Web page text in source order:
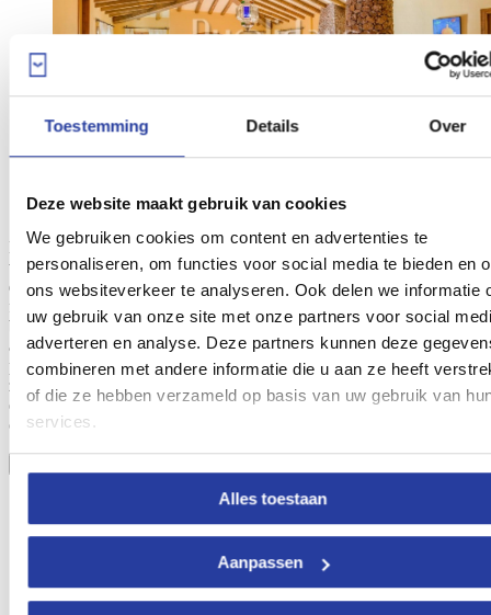
Toestemming Details Over
Deze website maakt gebruik van cookies
We gebruiken cookies om content en advertenties te
personaliseren, om functies voor social media te bieden en
ons websiteverkeer te analyseren. Ook delen we informatie
uw gebruik van onze site met onze partners voor social
adverteren en analyse. Deze partners kunnen deze
combineren met andere informatie die u aan ze heeft
of die ze hebben verzameld op basis van uw gebruik van
services.
Alles toestaan
Aanpassen
Het indrukwekkende interieur van deze villa heeft alles wat je mag
verwachten van een charmant vakantiehuis; het ademt eenintieme
en gezellige sfeeren het biedt je tegelijkertijd alle ruimte en
faciliteiten voor een comfortabel verblijf. Laat je in
vervoering
brengendoor deze sprookjesachtige villa, met haar houten balken
aan de plafonds, de stenen pilaren, de comfortabele sofa‘s en een
prachtige open haard. Als je het nog niet zeker weet, bekijk dan
zeker ook de foto‘s van het buitengedeelte van deze villa. Je ontdekt
er eenruim terrasmet eenfantastisch privé zwembad, die wordt
omgeven door een weelderige tuin en uitzichten op zee.
10.Vakantiehuis met prachtige buitenruimte